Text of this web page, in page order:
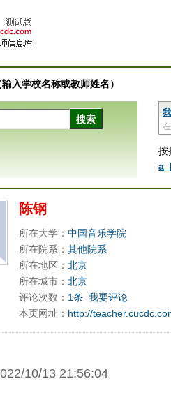
入学校名称或教师姓名）
按
a
陈钢
所在大学： 中国音乐学院
所在院系： 其他院系
所在地区： 北京
所在城市： 北京
评论次数： 1条 我要评论
本页网址： http://
10/13 21:56:04